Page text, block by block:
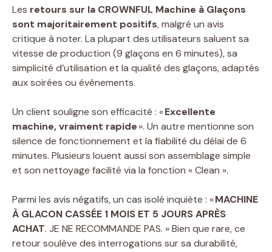
Les retours sur la CROWNFUL Machine à Glaçons
sont majoritairement positifs, malgré un avis
critique à noter. La plupart des utilisateurs saluent sa
vitesse de production (9 glaçons en 6 minutes), sa
simplicité d’utilisation et la qualité des glaçons, adaptés
aux soirées ou événements.
Un client souligne son efficacité : «Excellente
machine, vraiment rapide». Un autre mentionne son
silence de fonctionnement et la fiabilité du délai de 6
minutes. Plusieurs louent aussi son assemblage simple
et son nettoyage facilité via la fonction « Clean ».
Parmi les avis négatifs, un cas isolé inquiète : «MACHINE
À GLACON CASSÉE 1 MOIS ET 5 JOURS APRÈS
ACHAT. JE NE RECOMMANDE PAS. » Bien que rare, ce
retour soulève des interrogations sur sa durabilité,